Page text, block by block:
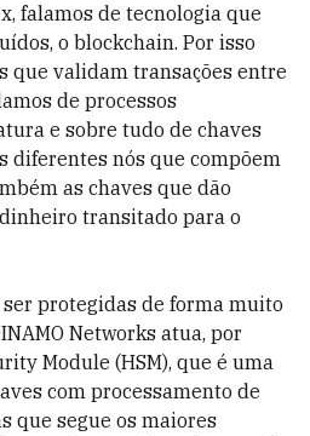
falamos de tecnologia que
o blockchain. Por isso
que validam transações entre
de processos
e sobre tudo de chaves
diferentes nós que compõem
as chaves que dão
transitado para o
ser protegidas de forma muito
Networks atua, por
Module (HSM), que é uma
com processamento de
que segue os maiores